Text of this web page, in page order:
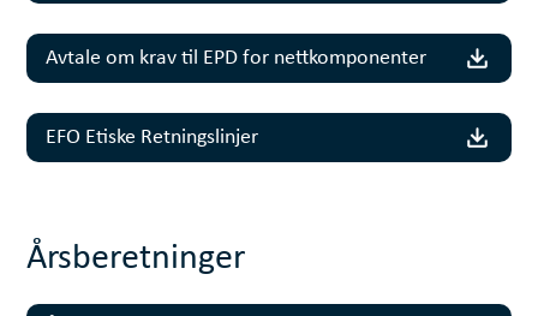
Avtale om krav til EPD for nettkomponenter
EFO Etiske Retningslinjer
Årsberetninger